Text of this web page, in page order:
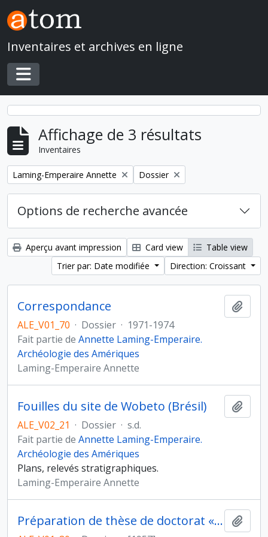
Skip to main content
Inventaires et archives en ligne
Toggle navigation
Affichage de 3 résultats
Inventaires
Remove filter:
Laming-Emperaire Annette Remove filter:
Dossier
Options de recherche avancée
Aperçu avant impression Card view
Table view
Trier par: Date modifiée
Direction: Croissant
Correspondance
ALE_V01_70 · Dossier · 1971-1974
Fait partie de Annette Laming-Emperaire.
Archéologie des Amériques
Laming-Emperaire Annette
Fouilles du site de Wobeto (Brésil)
ALE_V02_21 · Dossier · s.d.
Fait partie de Annette Laming-Emperaire.
Archéologie des Amériques
Plans, relevés stratigraphiques.
Laming-Emperaire Annette
Préparation de thèse de doctorat « La signification de l’art rupestre paléolithique. Méthode et applications », sous la direction d’André Leroi-Gourhan, Faculté des lettres, université de Paris